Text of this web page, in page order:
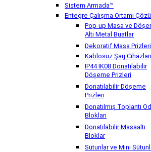
Sistem Armada™
Entegre Çalışma Ortamı
Pop-up Masa ve
Altı Metal Buatlar
Dekoratif Masa Prizleri
Kablosuz Şarj Cihazları
IP44 IK08 Donatılabilir
Döşeme Prizleri
Donatılabilir Döşeme
Prizleri
Donatılmış Toplantı
Blokları
Donatılabilir Masaaltı
Bloklar
Sütunlar ve Mini